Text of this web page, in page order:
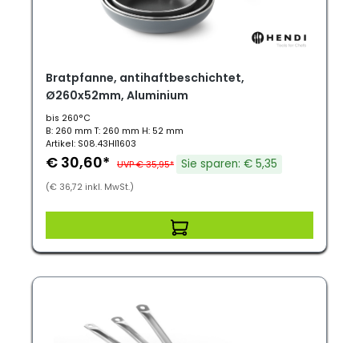
Bratpfanne, antihaftbeschichtet,
Ø260x52mm, Aluminium
bis 260°C
B: 260 mm T: 260 mm H: 52 mm
Artikel: S08.43HI1603
€ 30,60* UVP € 35,95* Sie sparen: € 5,35
(€ 36,72 inkl. MwSt.)